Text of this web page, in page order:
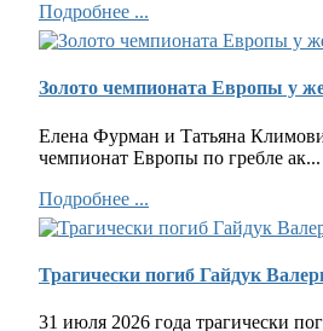
Подробнее ...
Золото чемпионата Европы у
Елена Фурман и Татьяна
чемпионат Европы по гребле ак...
Подробнее ...
Трагически погиб Гайдук
31 июля 2026 года трагически